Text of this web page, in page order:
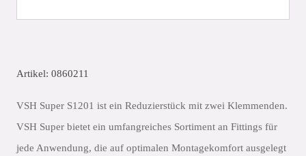
Artikel: 0860211
VSH Super S1201 ist ein Reduzierstück mit zwei Klemmenden.
VSH Super bietet ein umfangreiches Sortiment an Fittings für
jede Anwendung, die auf optimalen Montagekomfort ausgelegt